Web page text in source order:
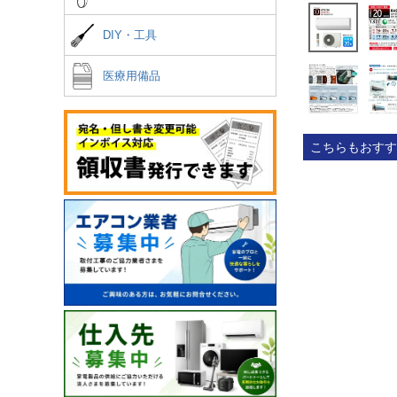
DIY・工具
医療用備品
こちらもおす